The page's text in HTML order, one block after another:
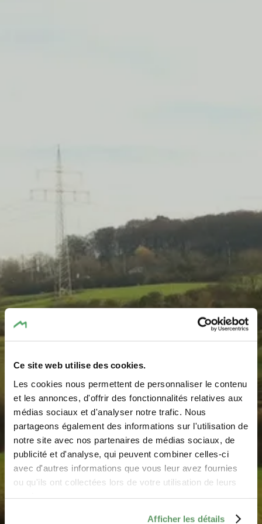
Ce site web utilise des cookies.
Les cookies nous permettent de personnaliser le contenu
et les annonces, d'offrir des fonctionnalités relatives aux
médias sociaux et d'analyser notre trafic. Nous
partageons également des informations sur l'utilisation de
notre site avec nos partenaires de médias sociaux, de
publicité et d'analyse, qui peuvent combiner celles-ci
avec d'autres informations que vous leur avez fournies
ou qu'ils ont collectées lors de votre utilisation de leurs
Afficher les détails
Eschweiler
(Junglinster)
Where? 6169 Eschweiler (Junglinster)